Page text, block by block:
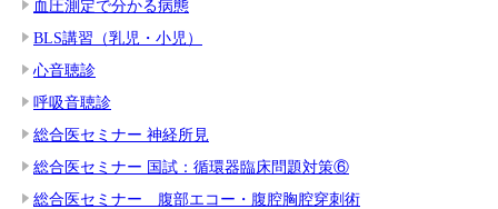
血圧測定で分かる病態
BLS講習（乳児・小児）
心音聴診
呼吸音聴診
総合医セミナー 神経所見
総合医セミナー 国試：循環器臨床問題対策⑥
総合医セミナー 腹部エコー・腹腔胸腔穿刺術